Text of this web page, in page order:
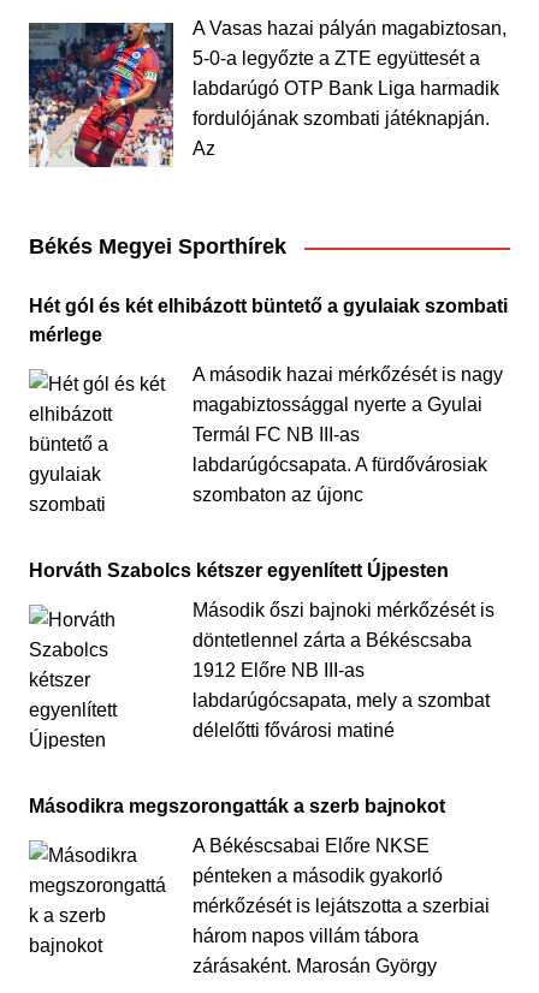
A Vasas hazai pályán magabiztosan,
5-0-a legyőzte a ZTE együttesét a
labdarúgó OTP Bank Liga harmadik
fordulójának szombati játéknapján.
Az
Békés Megyei Sporthírek
Hét gól és két elhibázott büntető a gyulaiak szombati
mérlege
A második hazai mérkőzését is nagy
magabiztossággal nyerte a Gyulai
Termál FC NB III-as
labdarúgócsapata. A fürdővárosiak
szombaton az újonc
Horváth Szabolcs kétszer egyenlített Újpesten
Második őszi bajnoki mérkőzését is
döntetlennel zárta a Békéscsaba
1912 Előre NB III-as
labdarúgócsapata, mely a szombat
délelőtti fővárosi matiné
Másodikra megszorongatták a szerb bajnokot
A Békéscsabai Előre NKSE
pénteken a második gyakorló
mérkőzését is lejátszotta a szerbiai
három napos villám tábora
zárásaként. Marosán György